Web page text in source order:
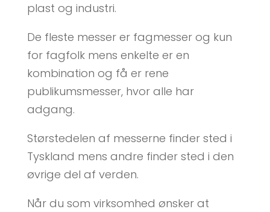
plast og industri.
De fleste messer er fagmesser og kun
for fagfolk mens enkelte er en
kombination og få er rene
publikumsmesser, hvor alle har
adgang.
Størstedelen af messerne finder sted i
Tyskland mens andre finder sted i den
øvrige del af verden.
Når du som virksomhed ønsker at